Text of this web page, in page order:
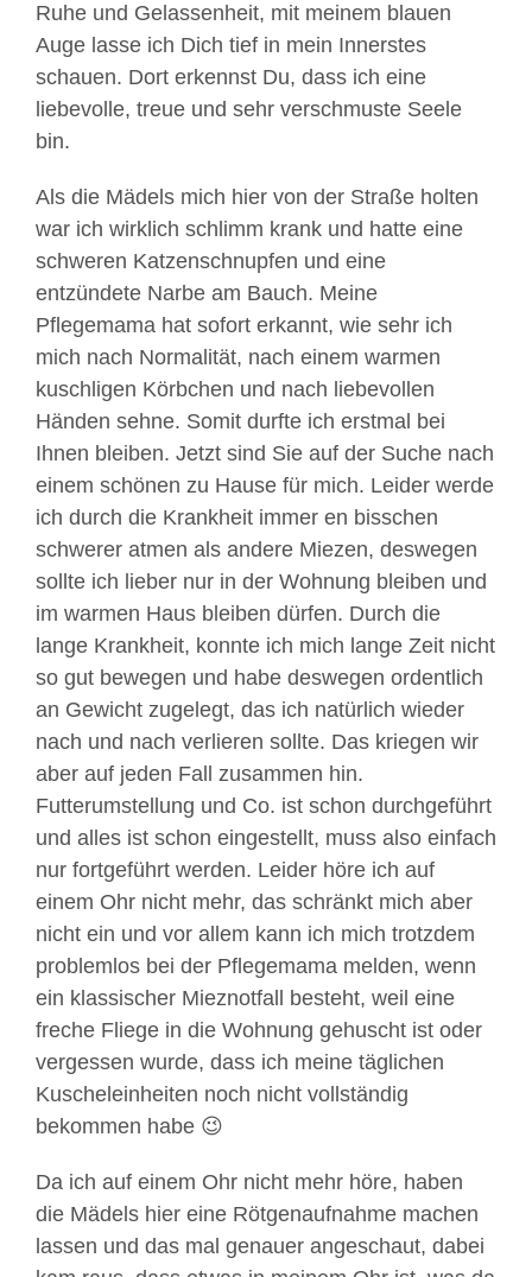
Ruhe und Gelassenheit, mit meinem blauen
Auge lasse ich Dich tief in mein Innerstes
schauen. Dort erkennst Du, dass ich eine
liebevolle, treue und sehr verschmuste Seele
bin.
Als die Mädels mich hier von der Straße holten
war ich wirklich schlimm krank und hatte eine
schweren Katzenschnupfen und eine
entzündete Narbe am Bauch. Meine
Pflegemama hat sofort erkannt, wie sehr ich
mich nach Normalität, nach einem warmen
kuschligen Körbchen und nach liebevollen
Händen sehne. Somit durfte ich erstmal bei
Ihnen bleiben. Jetzt sind Sie auf der Suche nach
einem schönen zu Hause für mich. Leider werde
ich durch die Krankheit immer en bisschen
schwerer atmen als andere Miezen, deswegen
sollte ich lieber nur in der Wohnung bleiben und
im warmen Haus bleiben dürfen. Durch die
lange Krankheit, konnte ich mich lange Zeit nicht
so gut bewegen und habe deswegen ordentlich
an Gewicht zugelegt, das ich natürlich wieder
nach und nach verlieren sollte. Das kriegen wir
aber auf jeden Fall zusammen hin.
Futterumstellung und Co. ist schon durchgeführt
und alles ist schon eingestellt, muss also einfach
nur fortgeführt werden. Leider höre ich auf
einem Ohr nicht mehr, das schränkt mich aber
nicht ein und vor allem kann ich mich trotzdem
problemlos bei der Pflegemama melden, wenn
ein klassischer Mieznotfall besteht, weil eine
freche Fliege in die Wohnung gehuscht ist oder
vergessen wurde, dass ich meine täglichen
Kuscheleinheiten noch nicht vollständig
bekommen habe 😉
Da ich auf einem Ohr nicht mehr höre, haben
die Mädels hier eine Rötgenaufnahme machen
lassen und das mal genauer angeschaut, dabei